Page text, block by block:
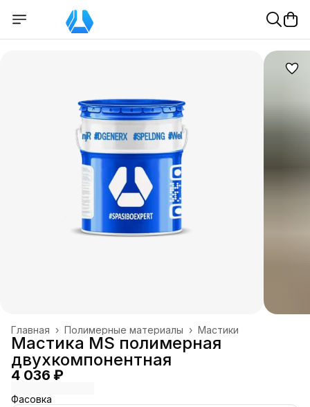
Мастики
Полимерные материалы ›
Главная ›
Мастика MS полимерная
двухкомпонентная
4 036 ₽
Фасовка